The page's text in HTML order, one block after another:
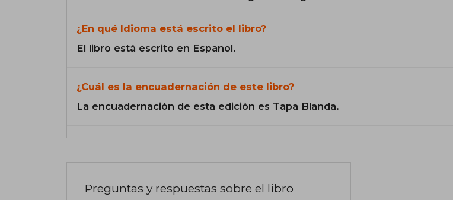
¿En qué Idioma está escrito el libro?
El libro está escrito en Español.
¿Cuál es la encuadernación de este libro?
La encuadernación de esta edición es Tapa Blanda.
Preguntas y respuestas sobre el libro